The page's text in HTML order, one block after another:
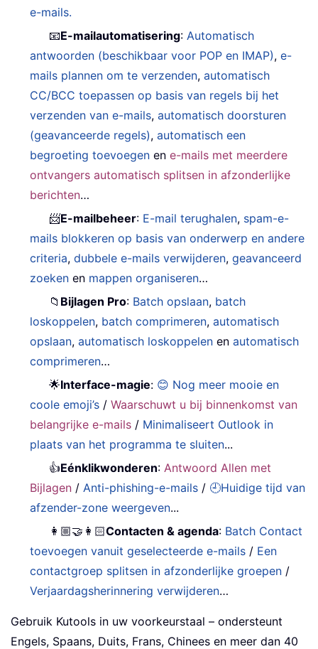
e-mails.
📧E-mailautomatisering: Automatisch
antwoorden (beschikbaar voor POP en IMAP),e-
mails plannen om te verzenden,automatisch
CC/BCC toepassen op basis van regels bij het
verzenden van e-mails,automatisch doorsturen
(geavanceerde regels),automatisch een
begroeting toevoegen ene-mails met meerdere
ontvangers automatisch splitsen in afzonderlijke
berichten…
📨E-mailbeheer: E-mail terughalen, spam-e-
mails blokkeren op basis van onderwerp en andere
criteria,dubbele e-mails verwijderen,geavanceerd
zoeken en mappen organiseren…
📁 Bijlagen Pro: Batch opslaan, batch
loskoppelen, batch comprimeren,automatisch
opslaan,automatisch loskoppelen enautomatisch
comprimeren…
🌟Interface-magie: 😊 Nog meer mooie en
coole emoji’s /Waarschuwt u bij binnenkomst van
belangrijke e-mails / Minimaliseert Outlook in
plaats van het programma te sluiten...
👍Eénklikwonderen: Antwoord Allen met
Bijlagen / Anti-phishing-e-mails / 🕘Huidige tijd van
afzender-zone weergeven...
👩🏼‍🤝‍👩🏻Contacten & agenda: Batch Contact
toevoegen vanuit geselecteerde e-mails / Een
contactgroep splitsen in afzonderlijke groepen /
Verjaardagsherinnering verwijderen…
Gebruik Kutools in uw voorkeurstaal – ondersteunt
Engels, Spaans, Duits, Frans, Chinees en meer dan 40